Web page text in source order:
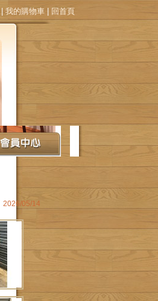
我的購物車| 回首頁
2026/05/14